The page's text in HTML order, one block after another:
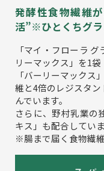
発酵性食物繊維
活”※ひとくちグラ
「マイ・フローラ
リーマックス」を1袋
「バーリーマックス
維と4倍のレジスタ
んでいます。
さらに、野村乳業の
キス」も配合してい
※腸まで届く食物繊